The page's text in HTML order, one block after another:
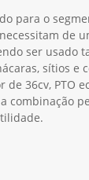
para o
de
ser usado
sítios e
36cv, PTO
combinação